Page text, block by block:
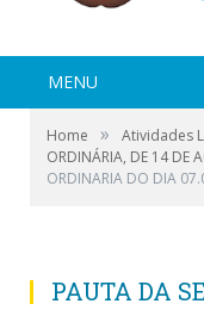
MENU
Home » Atividades
ORDINÁRIA, DE 14 DE
ORDINARIA DO DIA
PAUTA DA